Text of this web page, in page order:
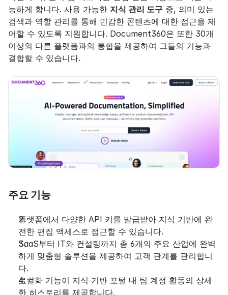
능하게 합니다. 사용 가능한 지식 관리 도구 중, 의미 있는
검색과 역할 관리를 통해 민감한 콘텐츠에 대한 접근을 제
어할 수 있도록 지원합니다. Document360은 또한 30개
이상의 다른 플랫폼과의 통합을 제공하여 그들의 기능과
결합할 수 있습니다.
주요 기능
플랫폼에서 다양한 API 키를 발급받아 지식 기반에 완
전한 편집 액세스로 접근할 수 있습니다.
SaaS부터 IT와 컨설팅까지 총 6개의 주요 산업에 완벽
하게 맞춤형 솔루션을 제공하여 고객 관계를 관리합니
다.
로컬화 기능이 지식 기반 포털 내 팀 계정 활동의 상세
한 히스토리를 제공합니다.